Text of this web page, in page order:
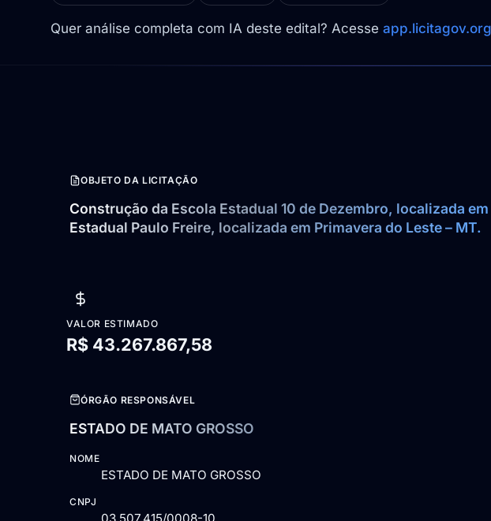
Quer análise completa com IA deste edital? Acesse app.licitagov.org
OBJETO DA LICITAÇÃO
Construção da Escola Estadual 10 de Dezembro, localizada
Estadual Paulo Freire, localizada em Primavera do Leste – MT.
VALOR ESTIMADO
R$ 43.267.867,58
ÓRGÃO RESPONSÁVEL
ESTADO DE MATO GROSSO
NOME
ESTADO DE MATO GROSSO
CNPJ
03.507.415/0008-10